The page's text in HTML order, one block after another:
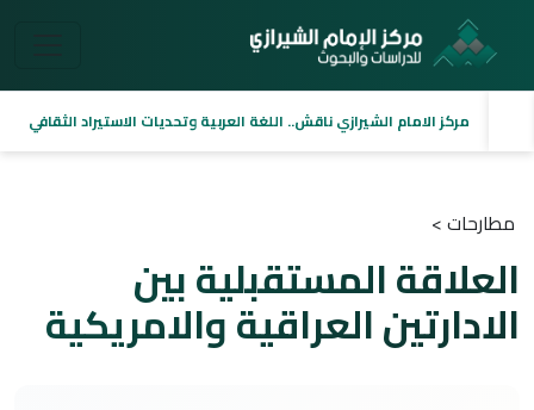
مركز الامام الشيرازي ناقش.. اللغة العربية وتحديات الاستيراد الثقافي
مطارحات >
العلاقة المستقبلية بين
الادارتين العراقية والامريكية